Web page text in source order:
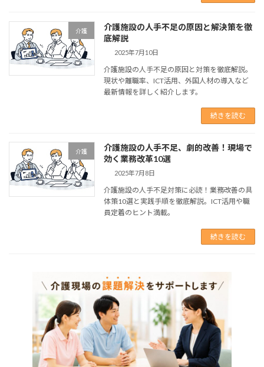
介護
介護施設の人手不足の原因と解決策を徹
底解説
2025年7月10日
介護施設の人手不足の原因と対策を徹底解説。
現状や離職率、ICT活用、外国人材の導入など
最新情報を詳しく紹介します。
続きを読む
介護
介護施設の人手不足、劇的改善！現場で
効く業務改革10選
2025年7月8日
介護施設の人手不足対策に必読！業務改善の具
体策10選と実践手順を徹底解説。ICT活用や職
員定着のヒント満載。
続きを読む